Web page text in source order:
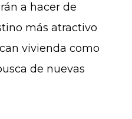
a hacer de
más atractivo
vivienda como
de nuevas